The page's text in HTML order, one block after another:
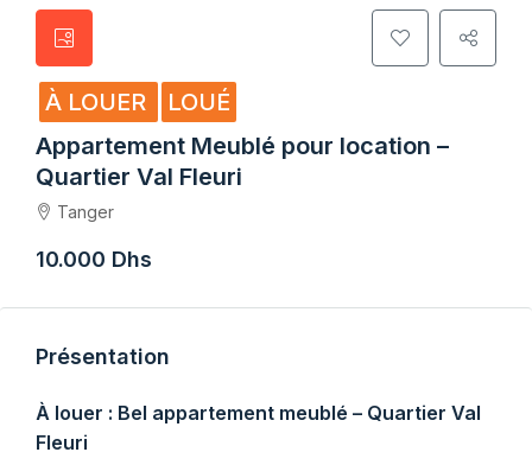
À LOUER
LOUÉ
Appartement Meublé pour location –
Quartier Val Fleuri
Tanger
10.000 Dhs
Présentation
À louer : Bel appartement meublé – Quartier Val
Fleuri